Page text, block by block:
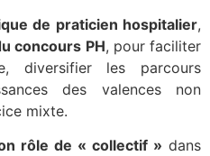
de praticien hospitalier,
concours PH, pour faciliter
diversifier les parcours
des valences non
mixte.
rôle de « collectif » dans